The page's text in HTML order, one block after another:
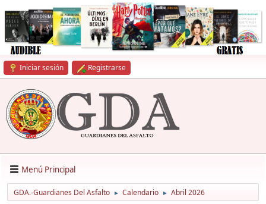
Iniciar sesión Registrarse
Menú Principal
GDA.-Guardianes Del Asfalto ► Calendario ► Abril 2026